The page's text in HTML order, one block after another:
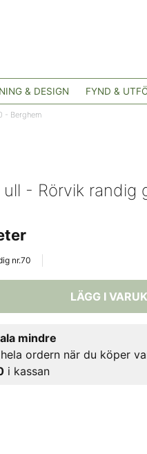
& DESIGN FYND &
- Berghem
- Rörvik randig
nr.70
LÄGG I
mindre
ordern när du köper
i kassan